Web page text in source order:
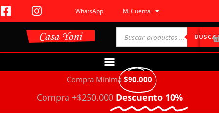
WhatsApp Mi Cuenta
Compra Mínima $90.000
Compra +$250.000 Descuento 10%